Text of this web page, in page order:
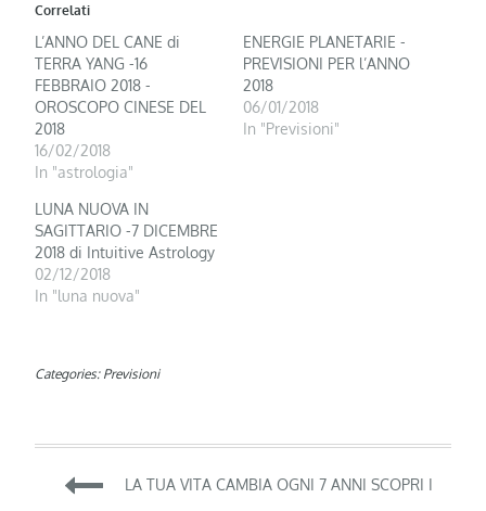
Correlati
L’ANNO DEL CANE di
TERRA YANG -16
FEBBRAIO 2018 -
OROSCOPO CINESE DEL
2018
16/02/2018
In "astrologia"
ENERGIE PLANETARIE -
PREVISIONI PER l’ANNO
2018
06/01/2018
In "Previsioni"
LUNA NUOVA IN
SAGITTARIO -7 DICEMBRE
2018 di Intuitive Astrology
02/12/2018
In "luna nuova"
Categories: Previsioni
Navigazione
LA TUA VITA CAMBIA OGNI 7 ANNI SCOPRI I